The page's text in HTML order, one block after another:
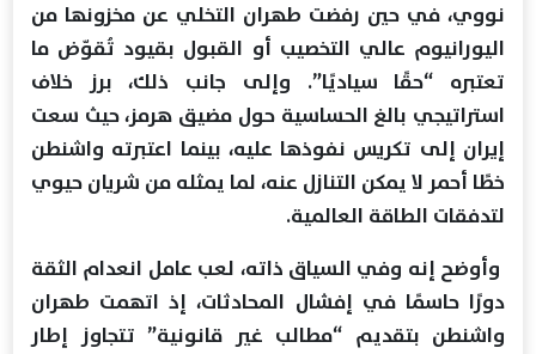
نووي، في حين رفضت طهران التخلي عن مخزونها من
اليورانيوم عالي التخصيب أو القبول بقيود تُقوّض ما
تعتبره “حقًا سياديًا”. وإلى جانب ذلك، برز خلاف
استراتيجي بالغ الحساسية حول مضيق هرمز، حيث سعت
إيران إلى تكريس نفوذها عليه، بينما اعتبرته واشنطن
خطًا أحمر لا يمكن التنازل عنه، لما يمثله من شريان حيوي
لتدفقات الطاقة العالمية.
وأوضح إنه وفي السياق ذاته، لعب عامل انعدام الثقة
دورًا حاسمًا في إفشال المحادثات، إذ اتهمت طهران
واشنطن بتقديم “مطالب غير قانونية” تتجاوز إطار